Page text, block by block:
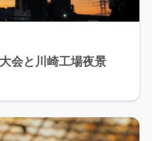
会と川崎工場夜景